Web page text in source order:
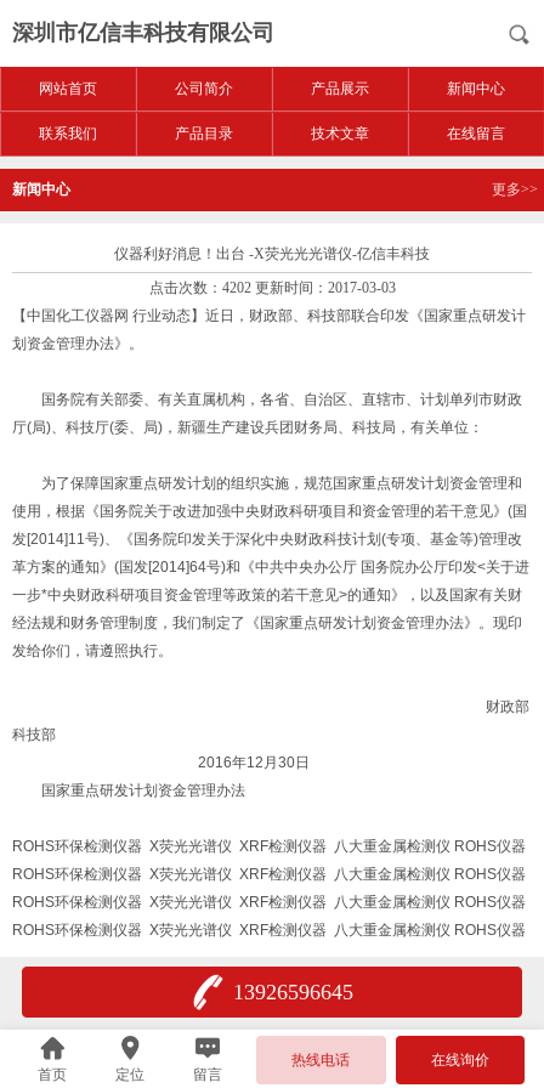
深圳市亿信丰科技有限公司
网站首页 公司简介 产品展示 新闻中心
联系我们 产品目录 技术文章 在线留言
新闻中心 更多>>
仪器利好消息！出台 -X荧光光光谱仪-亿信丰科技
点击次数：4202 更新时间：2017-03-03
【中国化工仪器网 行业动态】近日，财政部、科技部联合印发《国家重点研发计
划资金管理办法》。
国务院有关部委、有关直属机构，各省、自治区、直辖市、计划单列市财政
厅(局)、科技厅(委、局)，新疆生产建设兵团财务局、科技局，有关单位：
为了保障国家重点研发计划的组织实施，规范国家重点研发计划资金管理和
使用，根据《国务院关于改进加强中央财政科研项目和资金管理的若干意见》(国
发[2014]11号)、《国务院印发关于深化中央财政科技计划(专项、基金等)管理改
革方案的通知》(国发[2014]64号)和《中共中央办公厅 国务院办公厅印发<关于进
一步*中央财政科研项目资金管理等政策的若干意见>的通知》，以及国家有关财
经法规和财务管理制度，我们制定了《国家重点研发计划资金管理办法》。现印
发给你们，请遵照执行。
财政部
科技部
2016年12月30日
国家重点研发计划资金管理办法
ROHS环保检测仪器 X荧光光谱仪 XRF检测仪器 八大重金属检测仪 ROHS仪器
ROHS环保检测仪器 X荧光光谱仪 XRF检测仪器 八大重金属检测仪 ROHS仪器
ROHS环保检测仪器 X荧光光谱仪 XRF检测仪器 八大重金属检测仪 ROHS仪器
ROHS环保检测仪器 X荧光光谱仪 XRF检测仪器 八大重金属检测仪 ROHS仪器
13926596645
首页 定位 留言
热线电话 在线询价